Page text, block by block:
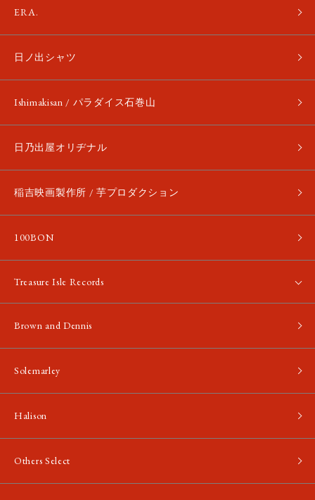
ERA.
日ノ出シャツ
Ishimakisan / パラダイス石巻山
日乃出屋オリヂナル
稲吉映画製作所 / 芋プロダクション
100BON
Treasure Isle Records
Brown and Dennis
Solemarley
Halison
Others Select